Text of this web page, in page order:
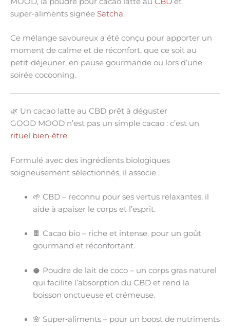
super‑aliments signée Satcha.
Ce mélange savoureux a été conçu pour apporter un
moment de calme et de réconfort, que ce soit au
petit‑déjeuner, en pause gourmande ou lors d’une
soirée cocooning.
🌿 Un cacao latte au CBD prêt à déguster
GOOD MOOD n’est pas un simple cacao : c’est un
rituel bien‑être.
Formulé avec des ingrédients biologiques
soigneusement sélectionnés, il associe :
🌱 CBD– reconnu pour ses vertus relaxantes, il
aide à apaiser le corps et l’esprit.
🍫 Cacao bio– riche et intense, pour un goût
gourmand et réconfortant.
🥥 Poudre de lait de coco– un corps gras naturel
qui facilite l’absorption du CBD et rend la
boisson onctueuse et crémeuse.
🌸 Super‑aliments– pour un boost de nutriments